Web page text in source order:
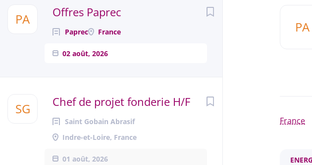
PA Offres Paprec
Paprec France
02 août, 2026
SG Chef de projet fonderie H/F
Saint Gobain Abrasif
Indre-et-Loire, France
01 août, 2026
PA
France